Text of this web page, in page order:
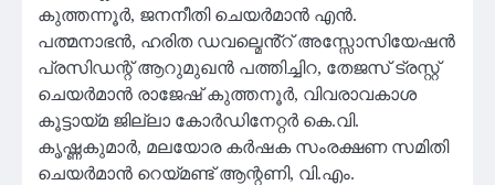
കുത്തന്നൂർ, ജനനീതി ചെയർമാൻ എൻ.
പത്മനാഭൻ, ഹരിത ഡവല്മെൻ്റ് അസ്സോസിയേഷൻ
പ്രസിഡന്റ് ആറുമുഖൻ പത്തിച്ചിറ, തേജസ് ട്രസ്റ്റ്
ചെയർമാൻ രാജേഷ് കുത്തനൂർ, വിവരാവകാശ
കൂട്ടായ്മ ജില്ലാ കോർഡിനേറ്റർ കെ.വി.
കൃഷ്ണകുമാർ, മലയോര കർഷക സംരക്ഷണ സമിതി
ചെയർമാൻ റെയ്മണ്ട് ആന്റണി, വി.എം.